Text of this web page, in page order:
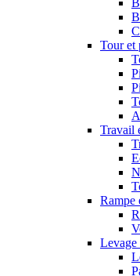
Tour et
Travail
Rampe
Levage